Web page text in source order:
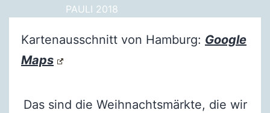
PAULI 2018
Kartenausschnitt von Hamburg: Google
Maps
Das sind die Weihnachtsmärkte, die wir